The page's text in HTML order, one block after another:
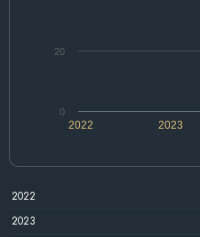
2022 2023
0
20
2022
2023